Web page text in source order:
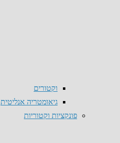
וקטורים
גיאומטריה אנליטית
פונקציות וקטוריות